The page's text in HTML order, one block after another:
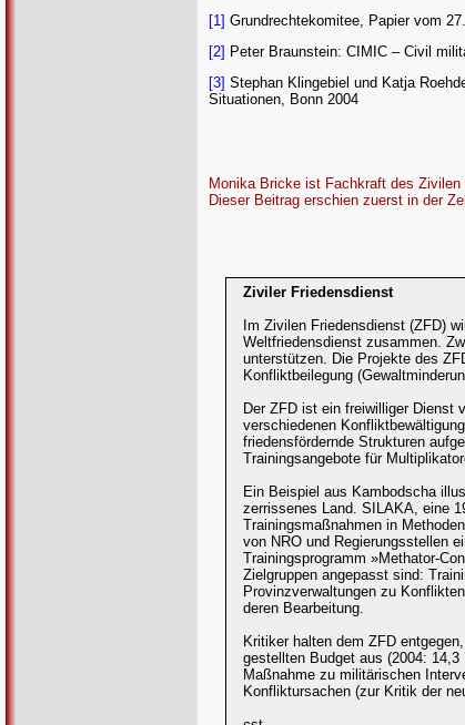
[1] Grundrechtekomitee, Papier vom
[2] Peter Braunstein: CIMIC – Civil
[3] Stephan Klingebiel und Katja
Situationen, Bonn 2004
Monika Bricke ist Fachkraft des
Dieser Beitrag erschien zuerst in der
Ziviler Friedensdienst
Im Zivilen Friedensdienst (ZFD)
Weltfriedensdienst zusammen.
unterstützen. Die Projekte des
Konfliktbeilegung
Der ZFD ist ein freiwilliger Dienst
verschiedenen
friedensfördernde Strukturen
Trainingsangebote für
Ein Beispiel aus Kambodscha
zerrissenes Land. SILAKA, eine
Trainingsmaßnahmen in
von NRO und Regierungsstellen
Trainingsprogramm »Methator-
Zielgruppen angepasst sind:
Provinzverwaltungen zu
deren Bearbeitung.
Kritiker halten dem ZFD
gestellten Budget aus (2004:
Maßnahme zu militärischen
Konfliktursachen (zur Kritik der